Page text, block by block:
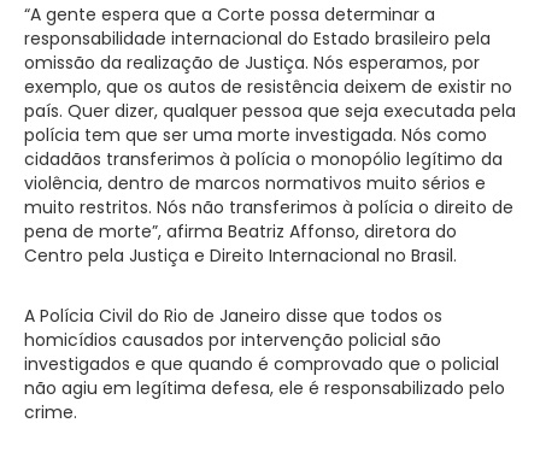
“A gente espera que a Corte possa determinar a
responsabilidade internacional do Estado brasileiro pela
omissão da realização de Justiça. Nós esperamos, por
exemplo, que os autos de resistência deixem de existir no
país. Quer dizer, qualquer pessoa que seja executada pela
polícia tem que ser uma morte investigada. Nós como
cidadãos transferimos à polícia o monopólio legítimo da
violência, dentro de marcos normativos muito sérios e
muito restritos. Nós não transferimos à polícia o direito de
pena de morte”, afirma Beatriz Affonso, diretora do
Centro pela Justiça e Direito Internacional no Brasil.
A Polícia Civil do Rio de Janeiro disse que todos os
homicídios causados por intervenção policial são
investigados e que quando é comprovado que o policial
não agiu em legítima defesa, ele é responsabilizado pelo
crime.